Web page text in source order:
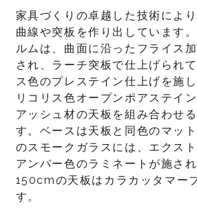
家具づくりの卓越した技術によ
曲線や突板を作り出しています
ルムは、曲面に沿ったフライス
され、ラーチ突板で仕上げられ
ス色のプレステイン仕上げを施
リコリス色オープンポアステイ
アッシュ材の天板を組み合わせ
す。ベースは天板と同色のマッ
のスモークガラスには、エクス
アンバー色のラミネートが施さ
150cmの天板はカラカッタマー
す。